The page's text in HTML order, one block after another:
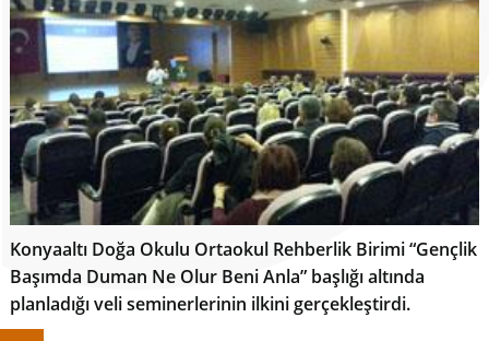
Konyaaltı Doğa Okulu Ortaokul Rehberlik Birimi “Gençlik
Başımda Duman Ne Olur Beni Anla” başlığı altında
planladığı veli seminerlerinin ilkini gerçekleştirdi.